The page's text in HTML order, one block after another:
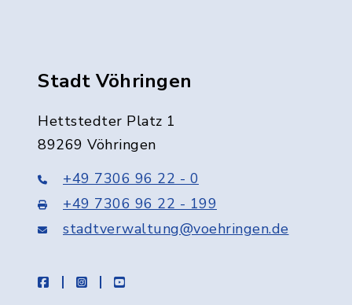
Stadt Vöhringen
Hettstedter Platz 1
89269 Vöhringen
+49 7306 96 22 - 0
+49 7306 96 22 - 199
stadtverwaltung@voehringen.de
facebookinstagramyoutube